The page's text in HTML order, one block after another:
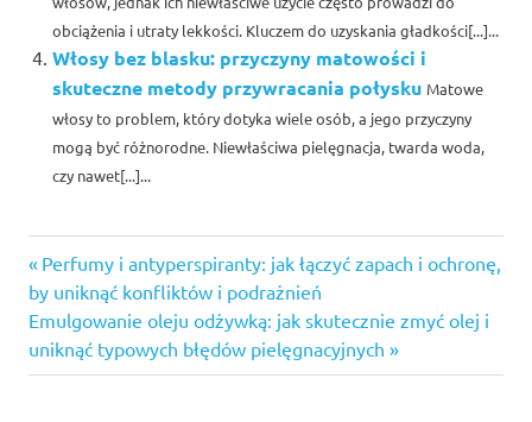
obciążenia i utraty lekkości. Kluczem do uzyskania gładkości[...]...
Włosy bez blasku: przyczyny matowości i
skuteczne metody przywracania połysku Matowe
włosy to problem, który dotyka wiele osób, a jego przyczyny
mogą być różnorodne. Niewłaściwa pielęgnacja, twarda woda,
czy nawet[...]...
Nawigacja
wpisu
Previous
Post:
Perfumy i antyperspiranty: jak łączyć zapach i ochronę,
by uniknąć konfliktów i podrażnień
Next
Post:
Emulgowanie oleju odżywką: jak skutecznie zmyć olej i
uniknąć typowych błędów pielęgnacyjnych